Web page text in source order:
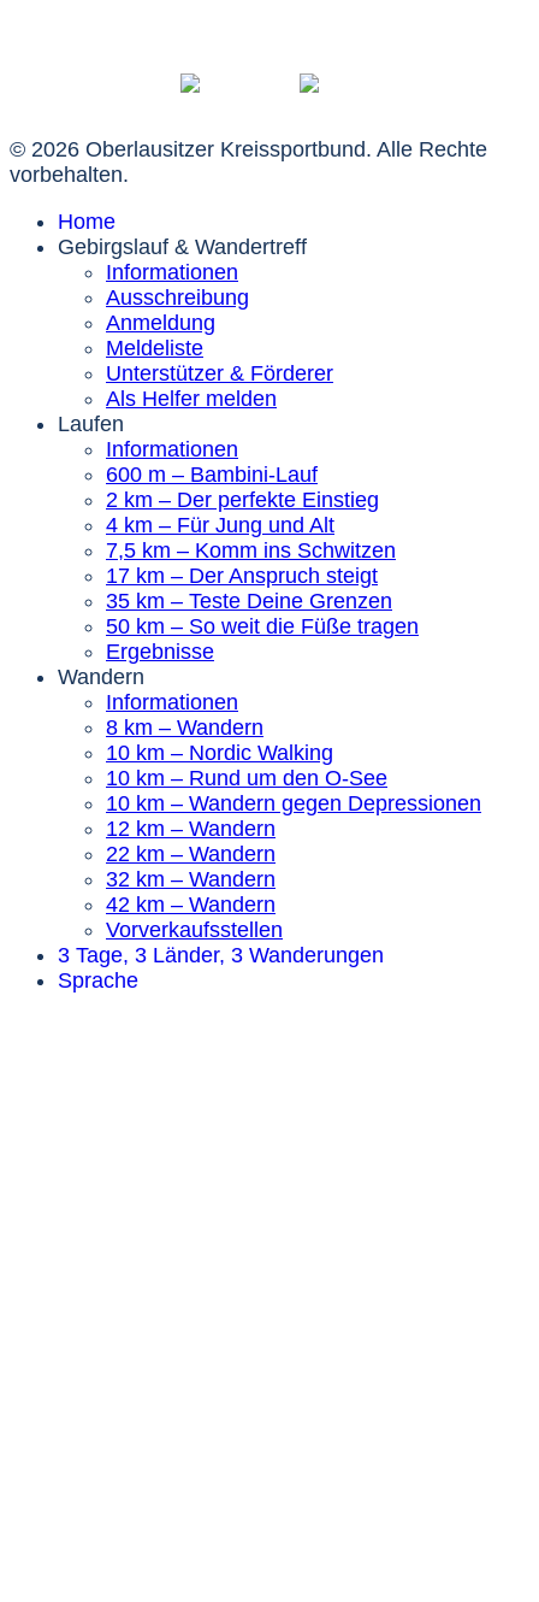
© 2026 Oberlausitzer Kreissportbund. Alle Rechte
vorbehalten.
Home
Gebirgslauf & Wandertreff
Informationen
Ausschreibung
Anmeldung
Meldeliste
Unterstützer & Förderer
Als Helfer melden
Laufen
Informationen
600 m – Bambini-Lauf
2 km – Der perfekte Einstieg
4 km – Für Jung und Alt
7,5 km – Komm ins Schwitzen
17 km – Der Anspruch steigt
35 km – Teste Deine Grenzen
50 km – So weit die Füße tragen
Ergebnisse
Wandern
Informationen
8 km – Wandern
10 km – Nordic Walking
10 km – Rund um den O-See
10 km – Wandern gegen Depressionen
12 km – Wandern
22 km – Wandern
32 km – Wandern
42 km – Wandern
Vorverkaufsstellen
3 Tage, 3 Länder, 3 Wanderungen
Sprache